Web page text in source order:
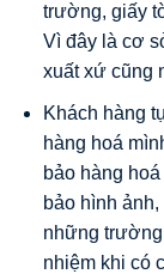
trường, giấy
Vì đây là cơ
xuất xứ cũng
Khách hàng
hàng hoá
bảo hàng
bảo hình
những
nhiệm khi có